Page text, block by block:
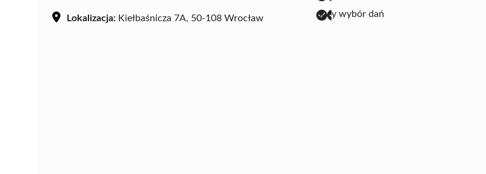
Lokalizacja: Kiełbaśnicza 7A, 50-108 Wrocław
duży wybór dań